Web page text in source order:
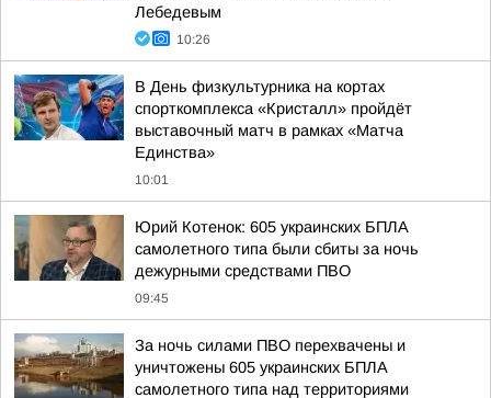
Лебедевым
10:26
В День физкультурника на кортах
спорткомплекса «Кристалл» пройдёт
выставочный матч в рамках «Матча
Единства»
10:01
Юрий Котенок: 605 украинских БПЛА
самолетного типа были сбиты за ночь
дежурными средствами ПВО
09:45
За ночь силами ПВО перехвачены и
уничтожены 605 украинских БПЛА
самолетного типа над территориями